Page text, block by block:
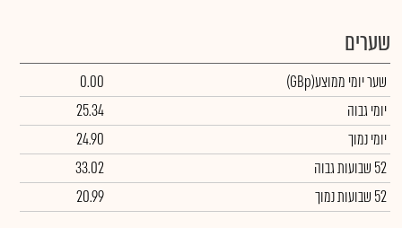
שערים
שער יומי ממוצע(GBp)
0.00
יומי גבוה
25.34
יומי נמוך
24.90
52 שבועות גבוה
33.02
52 שבועות נמוך
20.99